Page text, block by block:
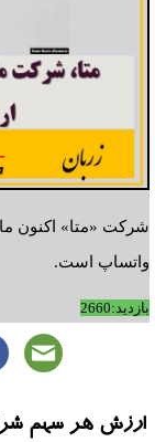
شرکت «متا» اکنون
واتساپ است.
بازدید:2660